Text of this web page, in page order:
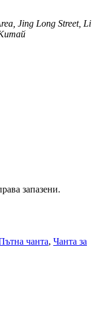
Jing Long Street, Li
запазени.
чанта, Чанта за